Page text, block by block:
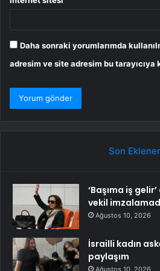
Daha sonraki yorumlarımda
adresim ve site adresim bu tarayıcıya
Son
‘Başıma iş gelir’
vekil
Ağustos 10, 2026
İsrailli kadın
paylaşım
Ağustos 10, 2026